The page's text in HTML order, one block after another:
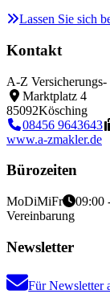
Lassen Sie sich
Kontakt
A-Z
Marktplatz 4
85092Kösching
08456 9643643
www.a-zmakler.de
Bürozeiten
MoDiMiFr 09:00
Vereinbarung
Newsletter
Für Newsletter